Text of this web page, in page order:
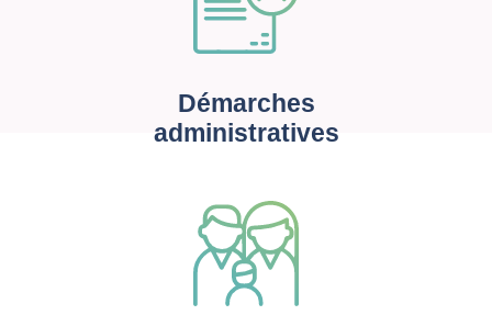
Démarches
administratives